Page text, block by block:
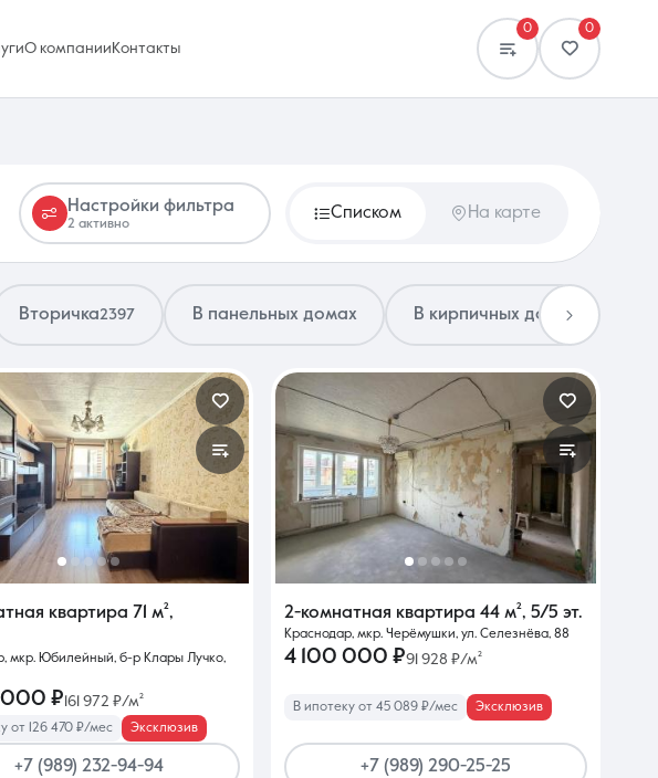
О компании Контакты
0 0
Сравнение
Настройки фильтра
2 активно
Списком На карте
Вторичка2397 В панельных домах В кирпичных домах
квартира 71 м²,
мкр. Юбилейный, б-р Клары Лучко,
000 ₽ 161 972 ₽/м²
от 126 470 ₽/мес Эксклюзив
+7 (989) 232-94-94
2-комнатная квартира 44 м², 5/5 эт.
Краснодар, мкр. Черёмушки, ул. Селезнёва, 88
4 100 000 ₽91 928 ₽/м²
В ипотеку от 45 089 ₽/мес Эксклюзив
+7 (989) 290-25-25